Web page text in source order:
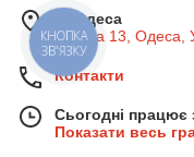
• 🎧Аксесуари для
зберігання та захист
• 💼Компактні сумки й
транспортування техніки
Практичні рішення —
м. Одеса
Базова 13, Одеса,
Контакти
Сьогодні працює
Показати весь
КНОПКА
ЗВ'ЯЗКУ